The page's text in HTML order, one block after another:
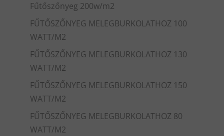
Fűtőszőnyeg 200w/m2
FŰTŐSZŐNYEG MELEGBURKOLATHOZ 100
WATT/M2
FŰTŐSZŐNYEG MELEGBURKOLATHOZ 130
WATT/M2
FŰTŐSZŐNYEG MELEGBURKOLATHOZ 150
WATT/M2
FŰTŐSZŐNYEG MELEGBURKOLATHOZ 80
WATT/M2